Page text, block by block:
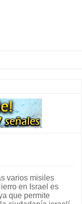
varios misiles
en Israel es
que permite